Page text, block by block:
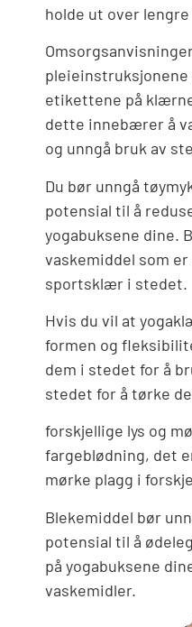
holde ut over
etikettene på
dette innebærer å
og unngå bruk av
Du bør unngå
potensial til å
yogabuksene dine.
vaskemiddel som
sportsklær i stedet.
Hvis du vil at
formen og
dem i stedet for å
stedet for å tørke
forskjellige lys og
fargeblødning, det
mørke plagg i
Blekemiddel bør
potensial til å
på yogabuksene
vaskemidler.